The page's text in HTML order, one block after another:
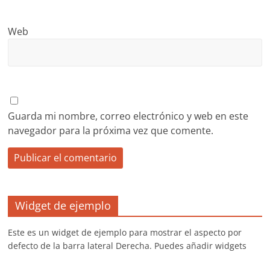
Web
Guarda mi nombre, correo electrónico y web en este
navegador para la próxima vez que comente.
Widget de ejemplo
Este es un widget de ejemplo para mostrar el aspecto por
defecto de la barra lateral Derecha. Puedes añadir widgets